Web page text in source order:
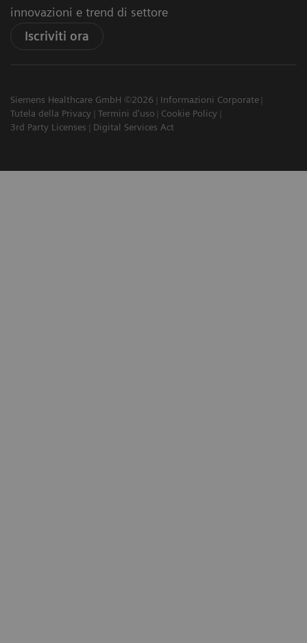
innovazioni e trend di settore
Iscriviti ora
Siemens Healthcare GmbH ©2026
Informazioni Corporate
Tutela della Privacy
Termini d'uso
Cookie Policy
3rd Party Licenses
Digital Services Act